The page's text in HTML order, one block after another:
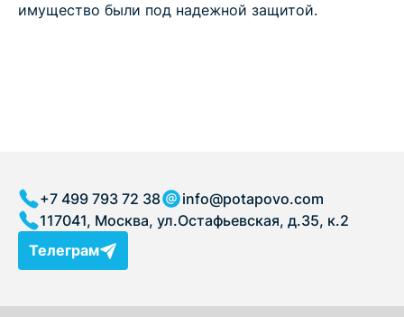
имущество были под надежной защитой.
+7 499 793 72 38
info@potapovo.com
117041, Москва, ул.Остафьевская, д.35, к.2
Телеграм